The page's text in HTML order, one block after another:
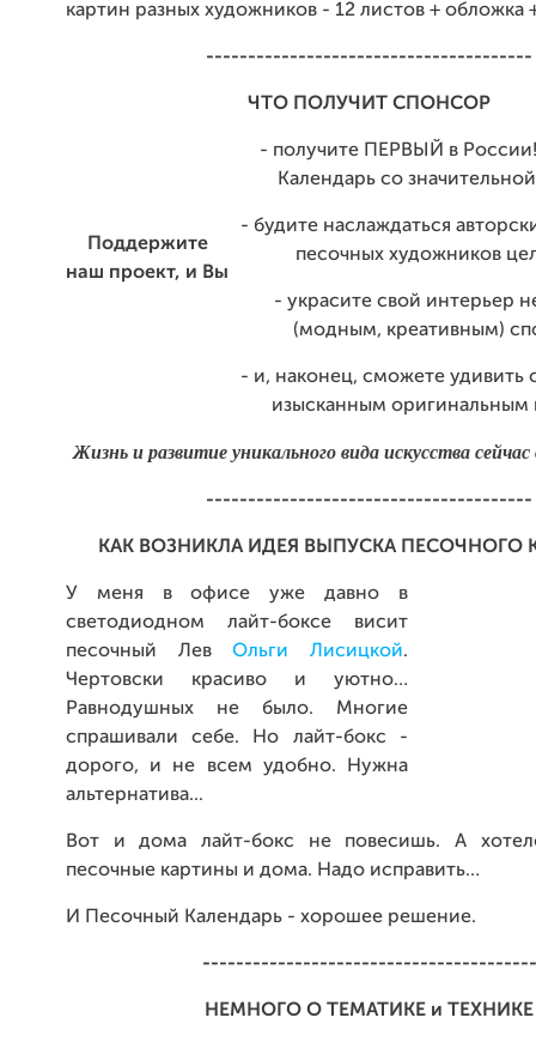
картин разных художников - 12 листов + обложка
---------------------------------------
ЧТО ПОЛУЧИТ СПОНСОР
Поддержите
наш проект, и Вы
- получите ПЕРВЫЙ в
Календарь со
- будите наслаждаться
песочных художников
- украсите свой интерьер
(модным, креативным)
- и, наконец, сможете удивить
изысканным оригинальным
Жизнь и развитие уникального вида искусства
---------------------------------------
КАК ВОЗНИКЛА ИДЕЯ ВЫПУСКА ПЕСОЧНОГО
У меня в офисе уже давно в
светодиодном лайт-боксе висит
песочный ЛевОльги Лисицкой.
Чертовски красиво и уютно…
Равнодушных не было. Многие
спрашивали себе. Но лайт-бокс -
дорого, и не всем удобно. Нужна
альтернатива...
Вот и дома лайт-бокс не повесишь. А
песочные картины и дома. Надо исправить…
И Песочный Календарь - хорошее решение.
----------------------------------------
НЕМНОГО О ТЕМАТИКЕ и ТЕХНИКЕ